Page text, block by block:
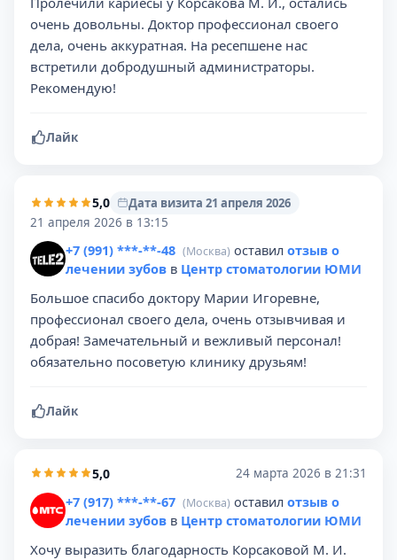
очень довольны. Доктор профессионал своего
дела, очень аккуратная. На ресепшене нас
встретили добродушный администраторы.
Рекомендую!
Лайк
5,0
Дата визита 21 апреля 2026
21 апреля 2026 в 13:15
+7 (991) ***-**-48 (Москва) оставил отзыв о
лечении зубов в Центр стоматологии ЮМИ
Большое спасибо доктору Марии Игоревне,
профессионал своего дела, очень отзывчивая и
добрая! Замечательный и вежливый персонал!
обязательно посоветую клинику друзьям!
Лайк
5,0 24 марта 2026 в 21:31
+7 (917) ***-**-67 (Москва) оставил отзыв о
лечении зубов в Центр стоматологии ЮМИ
Хочу выразить благодарность Корсаковой М. И.